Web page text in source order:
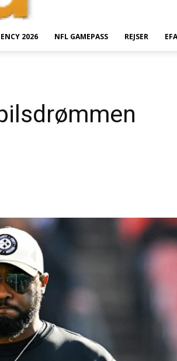
2026 NFL GAMEPASS REJSER EFA